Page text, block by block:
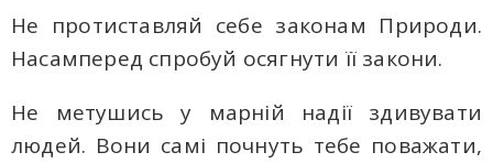
Не протиставляй себе законам Природи.
Насамперед спробуй осягнути її закони.
Не метушись у марній надії здивувати
людей. Вони самі почнуть тебе поважати,